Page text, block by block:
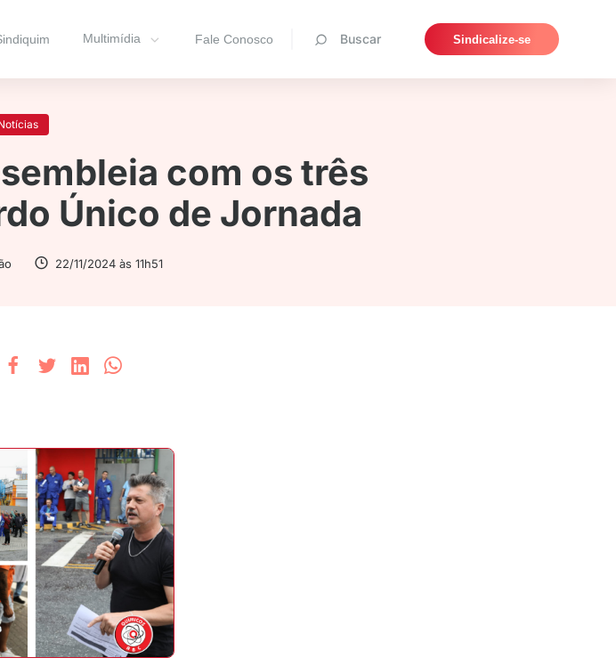
Multimídia Fale Conosco Buscar Sindicalize-se
Pesquisar
com os três
Único de Jornada
22/11/2024 às 11h51